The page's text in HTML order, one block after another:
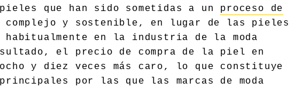
que han sido sometidas a un proceso de
complejo y sostenible, en lugar de las pieles
en la industria de la moda
el precio de compra de la piel en
y diez veces más caro, lo que constituye
por las que las marcas de moda